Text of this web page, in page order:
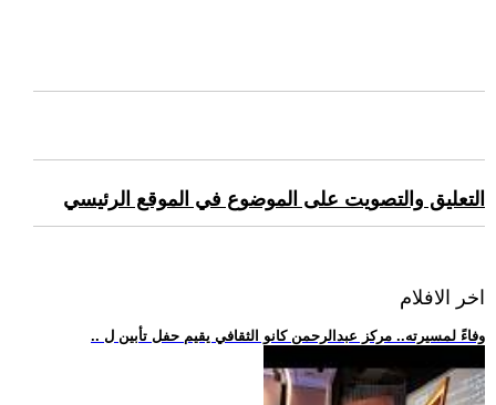
التعليق والتصويت على الموضوع في الموقع الرئيسي
اخر الافلام
.. وفاءً لمسيرته.. مركز عبدالرحمن كانو الثقافي يقيم حفل تأبين ل